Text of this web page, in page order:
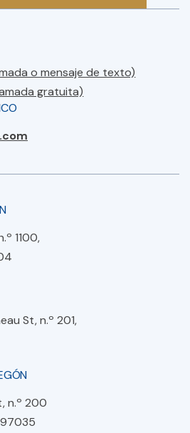
o mensaje de texto)
gratuita)
1100,
St, n.º 201,
n.º 200
97035